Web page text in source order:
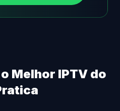
Melhor IPTV do